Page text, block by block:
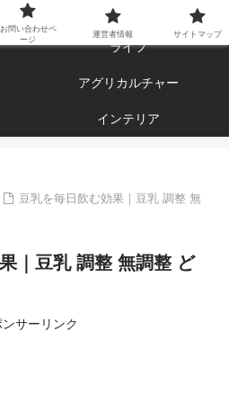
ブログライフ
ライフ
アグリカルチャー
インテリア
豆乳を毎日飲む効果｜豆乳 調整 無
｜豆乳 調整 無調整 ど
ンサーリンク
お問い合わせペ
ージ
運営者情報 サイトマップ